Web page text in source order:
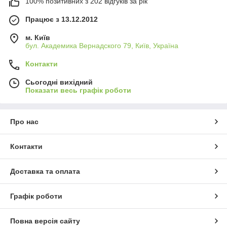
Працює з 13.12.2012
м. Київ
бул. Академика Вернадского 79, Київ, Україна
Контакти
Сьогодні вихідний
Показати весь графік роботи
Про нас
Контакти
Доставка та оплата
Графік роботи
Повна версія сайту